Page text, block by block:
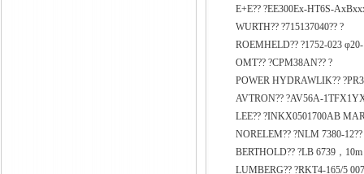
E+E?? ?EE300Ex-HT6S-
WURTH?? ?715137040?? ?
ROEMHELD?? ?1752-023 φ20-
OMT?? ?CPM38AN?? ?
POWER HYDRAWLIK??
AVTRON?? ?AV56A-
LEE?? ?INKX0501700AB
NORELEM?? ?NLM 7380-12??
BERTHOLD?? ?LB 6739，
LUMBERG?? ?RKT4-165/5